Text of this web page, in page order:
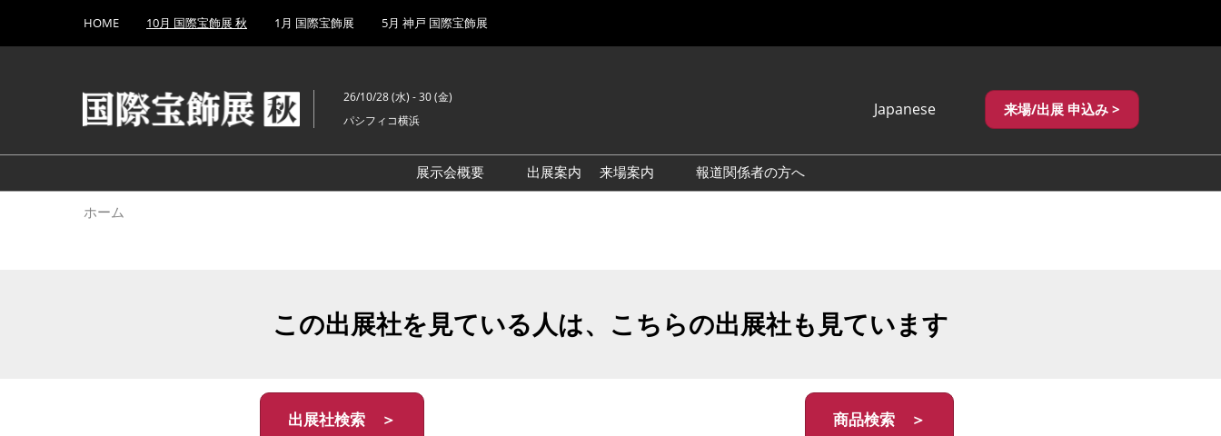
キ
し
て
to
HOME 10月 国際宝飾展 秋 1月 国際宝飾展 5月 神戸 国際宝飾展
26/10/28 (水) - 30 (金)
パシフィコ横浜
Japanese
繁體中文
来場/出展 申込み >
展示会概要
出展案内
来場案内
報道関係者の方へ
ホーム
この出展社を見ている人は、こちらの出展社も見ています
出展社検索 ＞ 商品検索 ＞